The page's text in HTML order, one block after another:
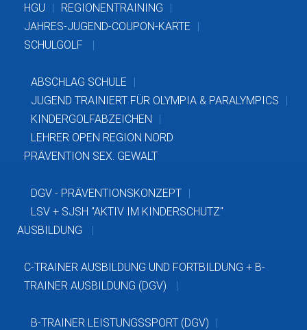
HGU
REGIONENTRAINING
JAHRES-JUGEND-COUPON-KARTE
SCHULGOLF
ABSCHLAG SCHULE
JUGEND TRAINIERT FÜR OLYMPIA & PARALYMPICS
KINDERGOLFABZEICHEN
LEHRER OPEN REGION NORD
PRÄVENTION SEX. GEWALT
DGV - PRÄVENTIONSKONZEPT
LSV + SJSH "AKTIV IM KINDERSCHUTZ"
AUSBILDUNG
C-TRAINER AUSBILDUNG UND FORTBILDUNG + B-
TRAINER AUSBILDUNG (DGV)
B-TRAINER LEISTUNGSSPORT (DGV)